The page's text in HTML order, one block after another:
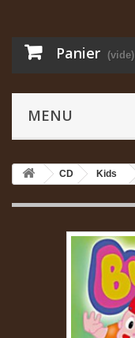
Panier (vide)
MENU
CD Kids